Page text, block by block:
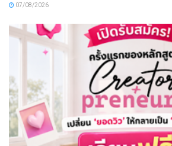
07/08/2026